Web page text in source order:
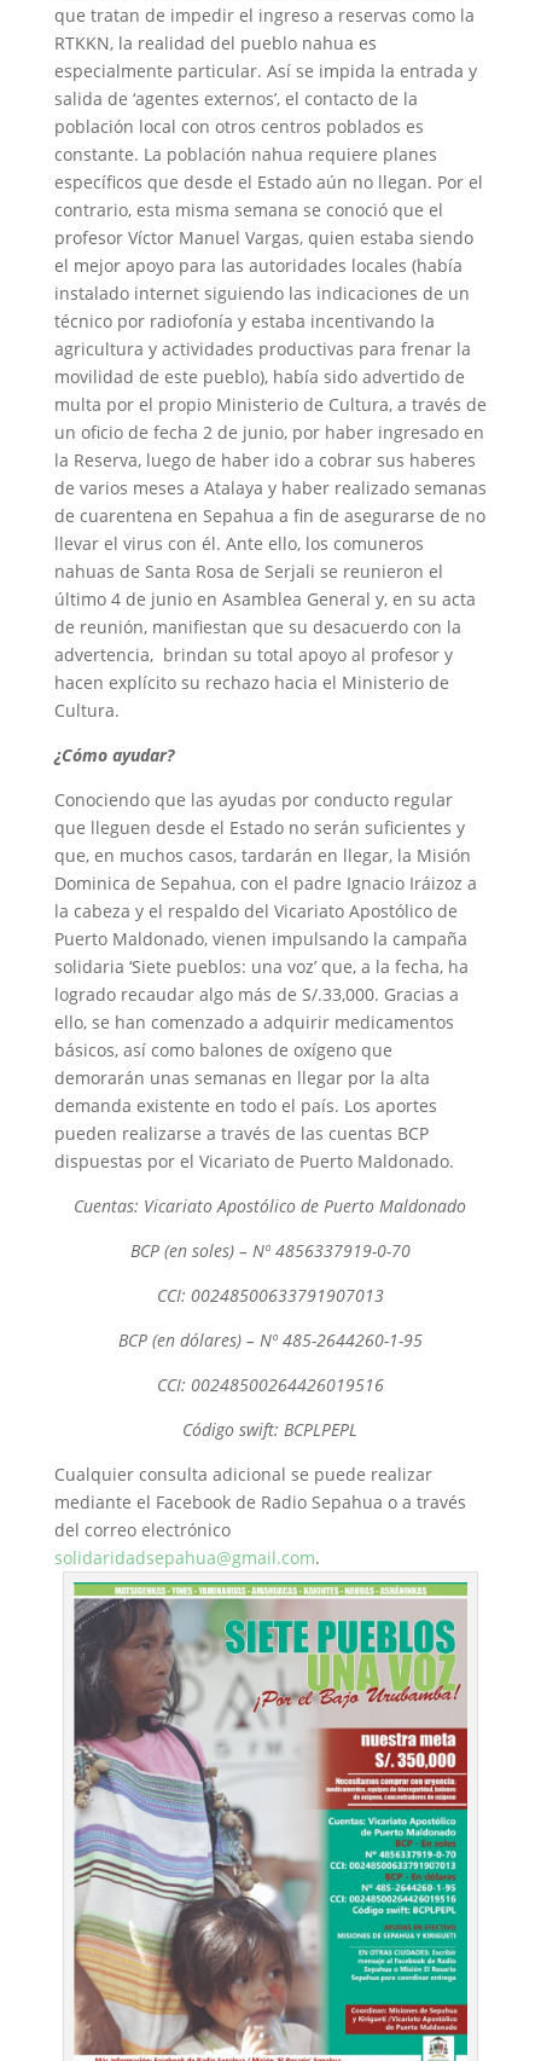
que tratan de impedir el ingreso a reservas como la
RTKKN, la realidad del pueblo nahua es
especialmente particular. Así se impida la entrada y
salida de ‘agentes externos’, el contacto de la
población local con otros centros poblados es
constante. La población nahua requiere planes
específicos que desde el Estado aún no llegan. Por el
contrario, esta misma semana se conoció que el
profesor Víctor Manuel Vargas, quien estaba siendo
el mejor apoyo para las autoridades locales (había
instalado internet siguiendo las indicaciones de un
técnico por radiofonía y estaba incentivando la
agricultura y actividades productivas para frenar la
movilidad de este pueblo), había sido advertido de
multa por el propio Ministerio de Cultura, a través de
un oficio de fecha 2 de junio, por haber ingresado en
la Reserva, luego de haber ido a cobrar sus haberes
de varios meses a Atalaya y haber realizado semanas
de cuarentena en Sepahua a fin de asegurarse de no
llevar el virus con él. Ante ello, los comuneros
nahuas de Santa Rosa de Serjali se reunieron el
último 4 de junio en Asamblea General y, en su acta
de reunión, manifiestan que su desacuerdo con la
advertencia, brindan su total apoyo al profesor y
hacen explícito su rechazo hacia el Ministerio de
Cultura.
¿Cómo ayudar?
Conociendo que las ayudas por conducto regular
que lleguen desde el Estado no serán suficientes y
que, en muchos casos, tardarán en llegar, la Misión
Dominica de Sepahua, con el padre Ignacio Iráizoz a
la cabeza y el respaldo del Vicariato Apostólico de
Puerto Maldonado, vienen impulsando la campaña
solidaria ‘Siete pueblos: una voz’ que, a la fecha, ha
logrado recaudar algo más de S/.33,000. Gracias a
ello, se han comenzado a adquirir medicamentos
básicos, así como balones de oxígeno que
demorarán unas semanas en llegar por la alta
demanda existente en todo el país. Los aportes
pueden realizarse a través de las cuentas BCP
dispuestas por el Vicariato de Puerto Maldonado.
Cuentas: Vicariato Apostólico de Puerto Maldonado
BCP (en soles) – Nº 4856337919-0-70
CCI: 00248500633791907013
BCP (en dólares) – Nº 485-2644260-1-95
CCI: 00248500264426019516
Código swift: BCPLPEPL
Cualquier consulta adicional se puede realizar
mediante el Facebook de Radio Sepahua o a través
del correo electrónico
solidaridadsepahua@gmail.com.